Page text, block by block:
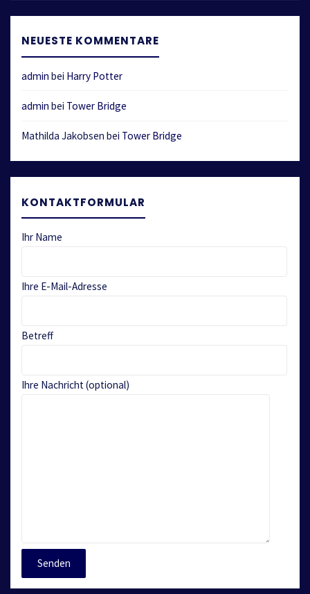
NEUESTE KOMMENTARE
admin bei Harry Potter
admin bei Tower Bridge
Mathilda Jakobsen bei Tower Bridge
KONTAKTFORMULAR
Ihr Name
Ihre E-Mail-Adresse
Betreff
Ihre Nachricht (optional)